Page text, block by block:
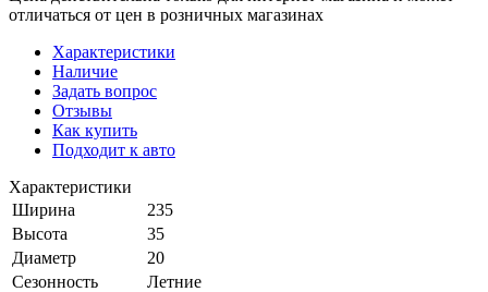
отличаться от цен в розничных магазинах
Характеристики
Наличие
Задать вопрос
Отзывы
Как купить
Подходит к авто
Характеристики
Ширина
235
Высота
35
Диаметр
20
Сезонность
Летние